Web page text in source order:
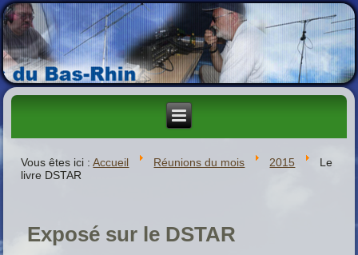
Vous êtes ici :Accueil Réunions du mois 2015
Le
livre DSTAR
Exposé sur le DSTAR